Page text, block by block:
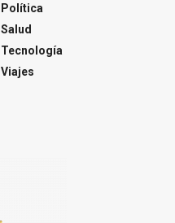
Política
Salud
Tecnología
Viajes